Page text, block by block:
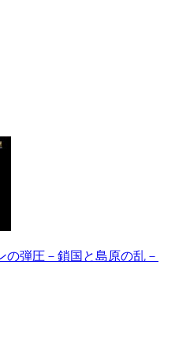
の弾圧－鎖国と島原の乱－